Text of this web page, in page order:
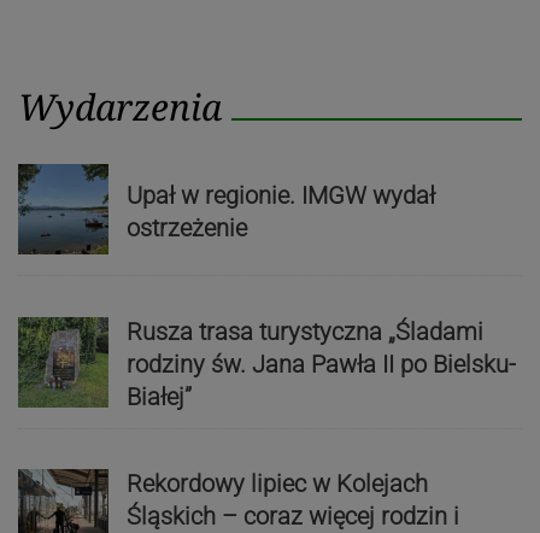
Wydarzenia
Upał w regionie. IMGW wydał
ostrzeżenie
Rusza trasa turystyczna „Śladami
rodziny św. Jana Pawła II po Bielsku-
Białej”
Rekordowy lipiec w Kolejach
Śląskich – coraz więcej rodzin i